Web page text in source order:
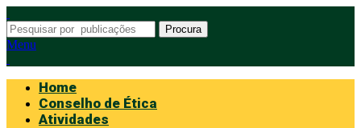
Procura
Menu
Home
Conselho de Ética
Atividades